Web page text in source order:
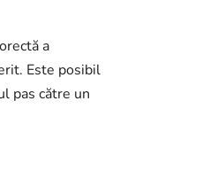
a
Este posibil
pas către un